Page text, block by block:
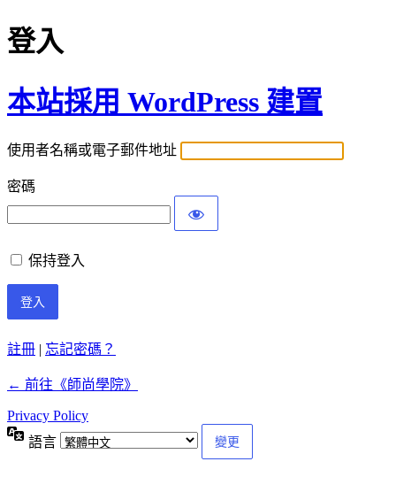
登入
本站採用 WordPress 建置
使用者名稱或電子郵件地址
密碼
保持登入
註冊 | 忘記密碼？
← 前往《師尚學院》
Privacy Policy
語言